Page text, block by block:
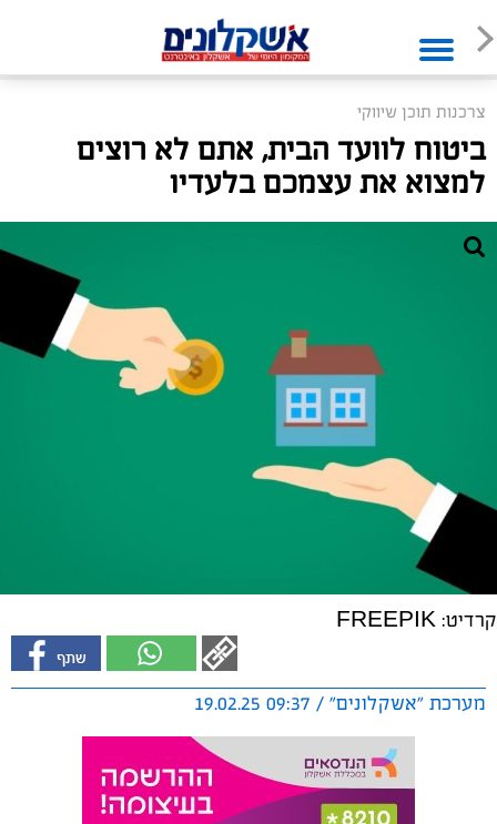
צרכנות תוכן שיווקי
ביטוח לוועד הבית, אתם לא רוצים
למצוא את עצמכם בלעדיו
קרדיט: FREEPIK
מערכת "אשקלונים" / 09:37 19.02.25